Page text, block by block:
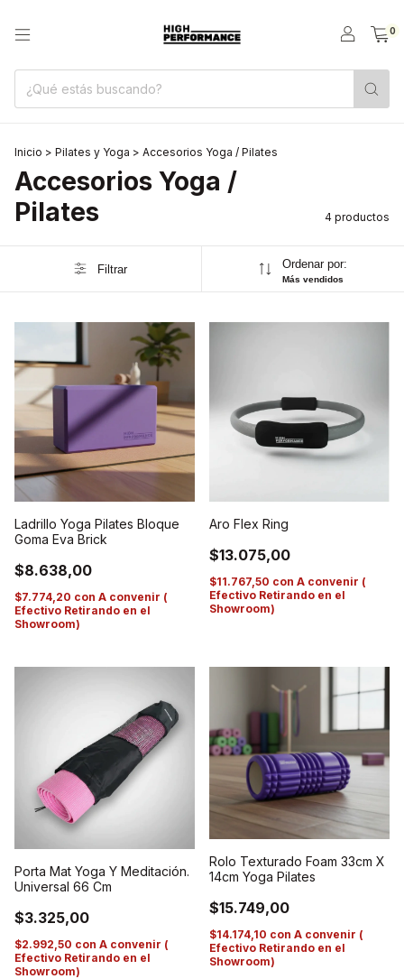
0
Inicio > Pilates y Yoga > Accesorios Yoga / Pilates
Accesorios Yoga /
Pilates
4 productos
Filtrar Ordenar por:
Más vendidos
Ladrillo Yoga Pilates Bloque
Goma Eva Brick
$8.638,00
$7.774,20 con A convenir (
Efectivo Retirando en el
Showroom)
Aro Flex Ring
$13.075,00
$11.767,50 con A convenir (
Efectivo Retirando en el
Showroom)
Porta Mat Yoga Y Meditación.
Universal 66 Cm
$3.325,00
$2.992,50 con A convenir (
Efectivo Retirando en el
Showroom)
Rolo Texturado Foam 33cm X
14cm Yoga Pilates
$15.749,00
$14.174,10 con A convenir (
Efectivo Retirando en el
Showroom)